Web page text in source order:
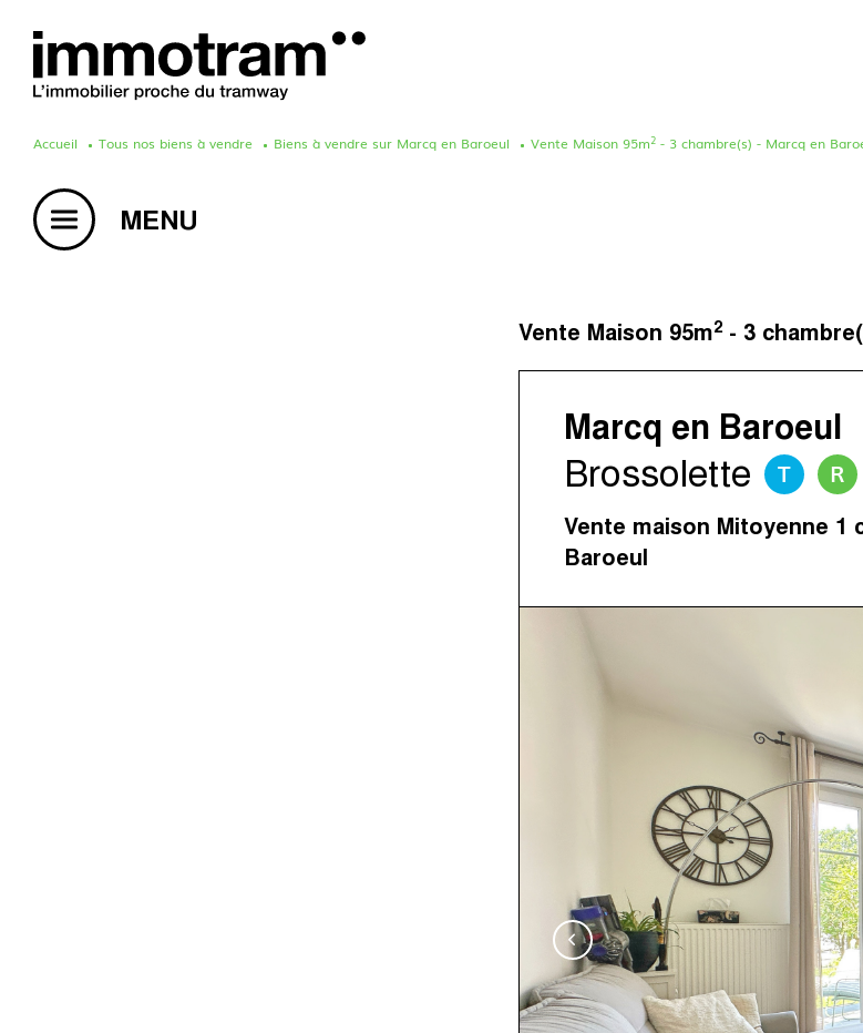
Accueil Tous nos biens à vendre Biens à vendre sur Marcq en Baroeul Vente Maison 95m2 - 3 chambre(s) - Marcq en
Acheter un bien
Contactez-nous
Vente Maison 95m2- 3
Marcq en Baroeul
Brossolette T R
Vente maison Mitoyenne 1
Baroeul